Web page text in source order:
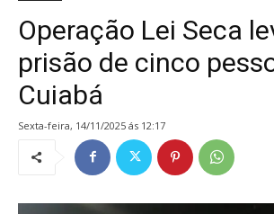
Operação Lei Seca
prisão de cinco
Cuiabá
sexta-feira, 14/11/2025 ás 12:17